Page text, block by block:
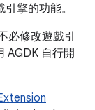
擎的功能。
必修改遊戲引
AGDK 自行開